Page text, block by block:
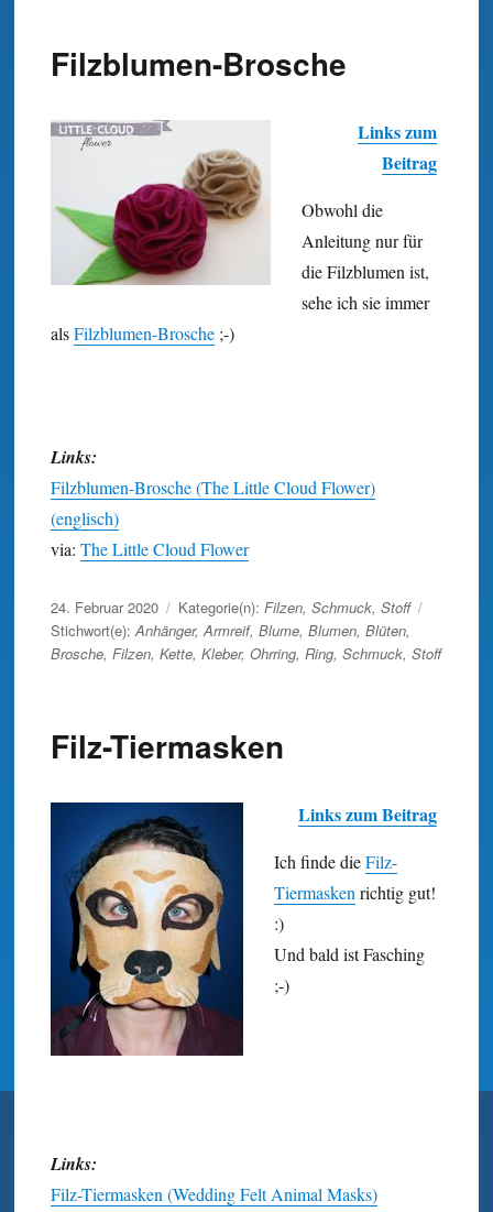
Filzblumen-Brosche
Links zum
Beitrag
Obwohl die
Anleitung nur für
die Filz­blumen ist,
sehe ich sie immer
alsFilz­blumen-Brosche;-)
Links:
Filzblumen-Brosche (The Little Cloud Flower)
(englisch)
via: The Little Cloud Flower
Veröffentlicht
am
24. Februar 2020 Kategorie(n): Filzen, Schmuck, Stoff
Stichwort(e):Anhänger,Armreif, Blume, Blumen, Blüten,
Brosche, Filzen, Kette, Kleber, Ohrring, Ring, Schmuck, Stoff
Filz-Tiermasken
Links zum Beitrag
Ich finde dieFilz-
Tiermaskenrichtig gut!
:)
Und bald ist Fasching
;-)
Links:
Filz-Tiermasken (Wedding Felt Animal Masks)